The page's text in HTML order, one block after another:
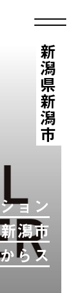
ョン
潟市
らス
新潟県新潟市